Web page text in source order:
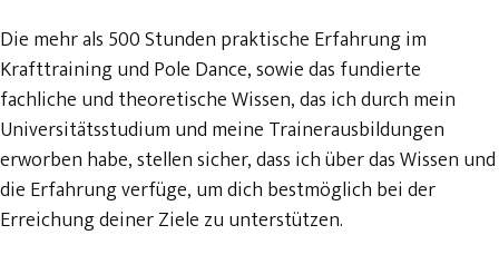
Die mehr als 500 Stunden praktische Erfahrung im
Krafttraining und Pole Dance, sowie das fundierte
fachliche und theoretische Wissen, das ich durch mein
Universitätsstudium und meine Trainerausbildungen
erworben habe, stellen sicher, dass ich über das Wissen und
die Erfahrung verfüge, um dich bestmöglich bei der
Erreichung deiner Ziele zu unterstützen.